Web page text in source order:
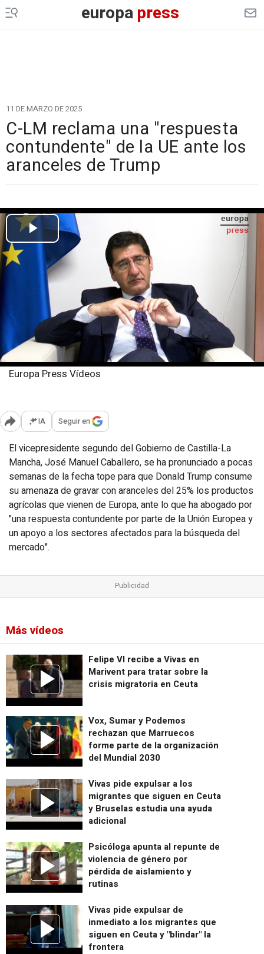
europapress
11 DE MARZO DE 2025
C-LM reclama una "respuesta
contundente" de la UE ante los
aranceles de Trump
Europa Press Vídeos
Abrir opciones para compartir
IA Seguir en
El vicepresidente segundo del Gobierno de Castilla-La
Mancha, José Manuel Caballero, se ha pronunciado a pocas
semanas de la fecha tope para que Donald Trump consume
su amenaza de gravar con aranceles del 25% los productos
agrícolas que vienen de Europa, ante lo que ha abogado por
"una respuesta contundente por parte de la Unión Europea y
un apoyo a los sectores afectados para la búsqueda del
mercado".
Más vídeos
Felipe VI recibe a Vivas en
Marivent para tratar sobre la
crisis migratoria en Ceuta
Vox, Sumar y Podemos
rechazan que Marruecos
forme parte de la organización
del Mundial 2030
Vivas pide expulsar a los
migrantes que siguen en Ceuta
y Bruselas estudia una ayuda
adicional
Psicóloga apunta al repunte de
violencia de género por
pérdida de aislamiento y
rutinas
Vivas pide expulsar de
inmediato a los migrantes que
siguen en Ceuta y "blindar" la
frontera